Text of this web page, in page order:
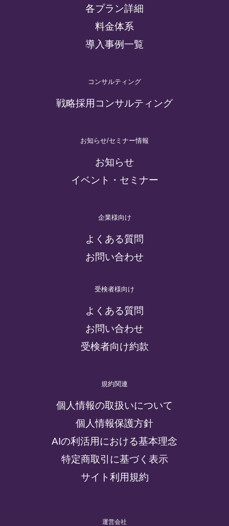
各プラン詳細
料金体系
導入事例一覧
コンサルティング
戦略採用コンサルティング
お知らせ/セミナー情報
お知らせ
イベント・セミナー
企業様向け
よくある質問
お問い合わせ
受検者様向け
よくある質問
お問い合わせ
受検者向け約款
規約関連
個人情報の取扱いについて
個人情報保護方針
AIの利活用における基本理念
特定商取引に基づく表示
サイト利用規約
運営会社